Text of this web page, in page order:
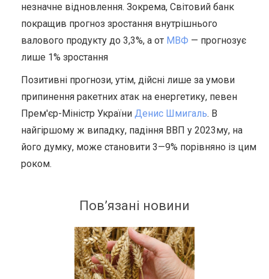
незначне відновлення. Зокрема, Світовий банк
покращив прогноз зростання внутрішнього
валового продукту до 3,3%, а от МВФ — прогнозує
лише 1% зростання
Позитивні прогнози, утім, дійсні лише за умови
припинення ракетних атак на енергетику, певен
Прем'єр-Міністр України Денис Шмигаль. В
найгіршому ж випадку, падіння ВВП у 2023му, на
його думку, може становити 3—9% порівняно із цим
роком.
Пов’язані новини